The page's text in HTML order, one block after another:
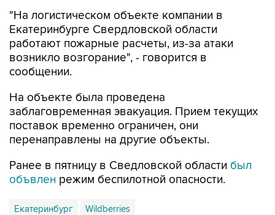
"На логистическом объекте компании в
Екатеринбурге Свердловской области
работают пожарные расчеты, из-за атаки
возникло возгорание", - говорится в
сообщении.
На объекте была проведена
заблаговременная эвакуация. Прием текущих
поставок временно ограничен, они
перенаправлены на другие объекты.
Ранее в пятницу в Сведловской области был
объвлен режим беспилотной опасности.
Екатеринбург Wildberries